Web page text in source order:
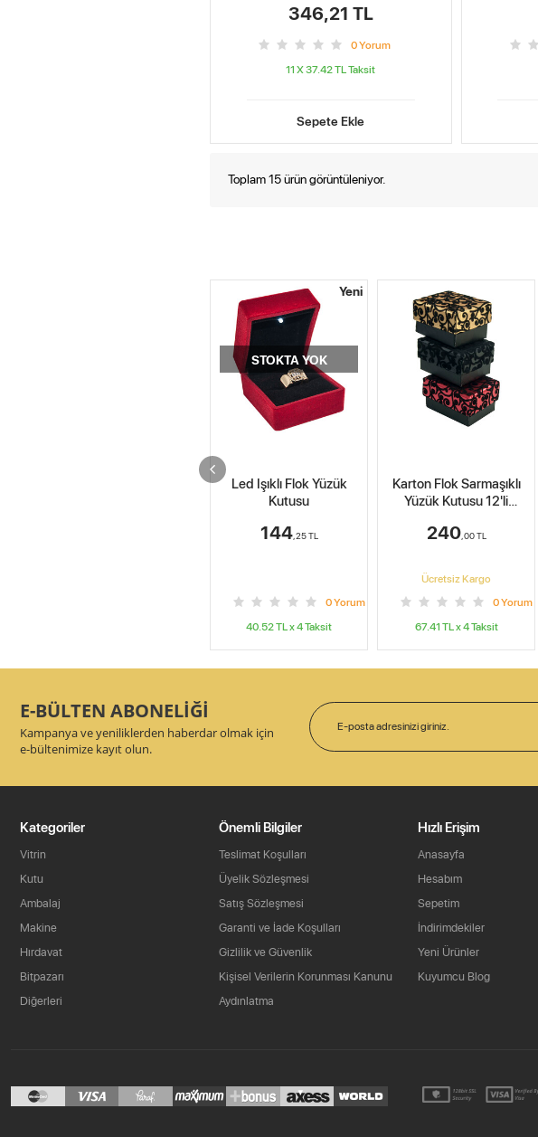
346,21 TL
0Yorum
11 X 37.42 TLTaksit
Sepete Ekle
Toplam 15 ürün görüntüleniyor.
Karton Flok Sarmaşıklı
Yüzük Kutusu 12'li
240,00TL
0Yorum
67.41TL x4Taksit
STOKTA YOK
Karton Flok Sarmaşık
Kurdelalı Yüzük Kutusu
72,00TL
0Yorum
20.22TL x4Taksit
E-BÜLTEN ABONELİĞİ
Kampanya ve yeniliklerden haberdar olmak için
e-bültenimize kayıt olun.
Kategoriler
Vitrin
Kutu
Ambalaj
Makine
Hırdavat
Bitpazarı
Diğerleri
Önemli Bilgiler
Teslimat Koşulları
Üyelik Sözleşmesi
Satış Sözleşmesi
Garanti ve İade Koşulları
Gizlilik ve Güvenlik
Kişisel Verilerin Korunması Kanunu
Aydınlatma
Hızlı Erişim
Anasayfa
Hesabım
Sepetim
İndirimdekiler
Yeni Ürünler
Kuyumcu Blog